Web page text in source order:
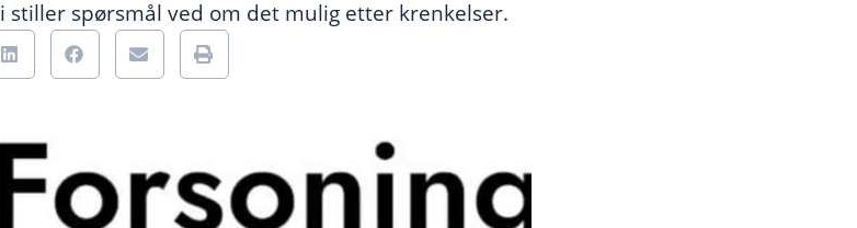
stiller spørsmål ved om det mulig etter krenkelser.